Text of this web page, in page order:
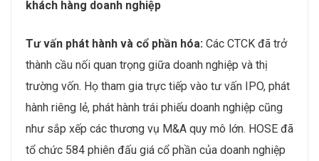
khách hàng doanh nghiệp
Tư vấn phát hành và cổ phần hóa: Các CTCK đã trở
thành cầu nối quan trọng giữa doanh nghiệp và thị
trường vốn. Họ tham gia trực tiếp vào tư vấn IPO, phát
hành riêng lẻ, phát hành trái phiếu doanh nghiệp cũng
như sắp xếp các thương vụ M&A quy mô lớn. HOSE đã
tổ chức 584 phiên đấu giá cổ phần của doanh nghiệp